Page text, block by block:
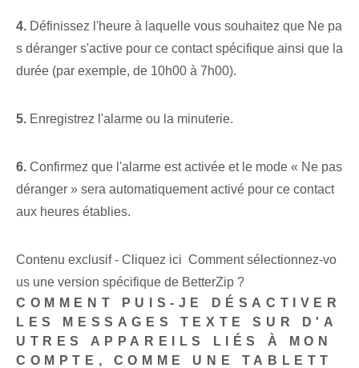
4. Définissez l'heure à laquelle vous souhaitez que Ne pa
s déranger s'active pour ce contact spécifique ainsi que la
durée (par exemple, de 10h00 à 7h00).
5. Enregistrez l'alarme ou la minuterie.
6. Confirmez que l'alarme est activée et le mode « Ne pas
déranger » sera automatiquement activé pour ce contact
aux heures établies.
Contenu exclusif - Cliquez ici Comment sélectionnez-vo
us une version spécifique de BetterZip ?
COMMENT PUIS-JE DÉSACTIVER
LES MESSAGES TEXTE SUR D'A
UTRES APPAREILS LIÉS À MON
COMPTE, COMME UNE TABLETT